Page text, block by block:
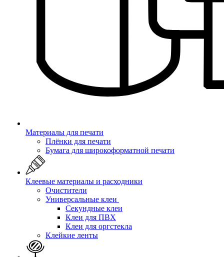
Материалы для печати
Плёнки для печати
Бумага для широкоформатной печати
Клеевые материалы и расходники
Очистители
Универсальные клеи
Секундные клеи
Клеи для ПВХ
Клеи для оргстекла
Клейкие ленты